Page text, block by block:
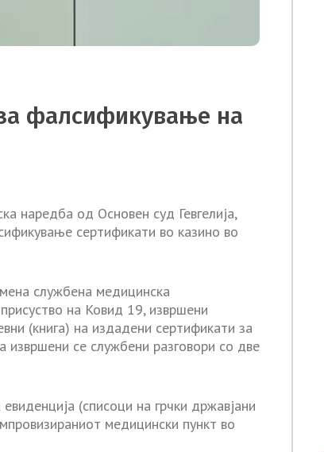
фалсификување на
наредба од Основен суд Гевгелија,
сертификати во казино во
службена медицинска
на Ковид 19, извршени
(книга) на издадени сертификати за
се службени разговори со две
(списоци на грчки државјани
медицински пункт во